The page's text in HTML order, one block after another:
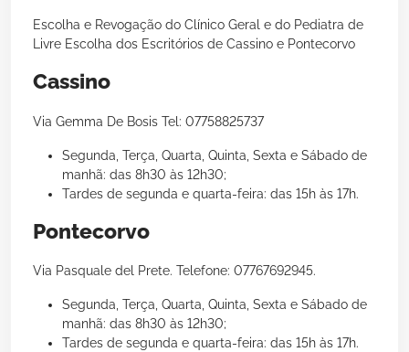
Escolha e Revogação do Clínico Geral e do Pediatra de
Livre Escolha dos Escritórios de Cassino e Pontecorvo
Cassino
Via Gemma De Bosis Tel: 07758825737
Segunda, Terça, Quarta, Quinta, Sexta e Sábado de
manhã: das 8h30 às 12h30;
Tardes de segunda e quarta-feira: das 15h às 17h.
Pontecorvo
Via Pasquale del Prete. Telefone: 07767692945.
Segunda, Terça, Quarta, Quinta, Sexta e Sábado de
manhã: das 8h30 às 12h30;
Tardes de segunda e quarta-feira: das 15h às 17h.